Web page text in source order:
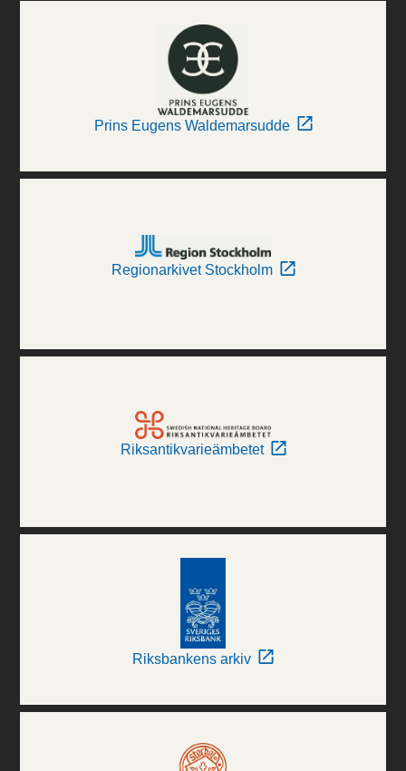
Prins Eugens Waldemarsudde
Regionarkivet Stockholm
Riksantikvarieämbetet
Riksbankens arkiv